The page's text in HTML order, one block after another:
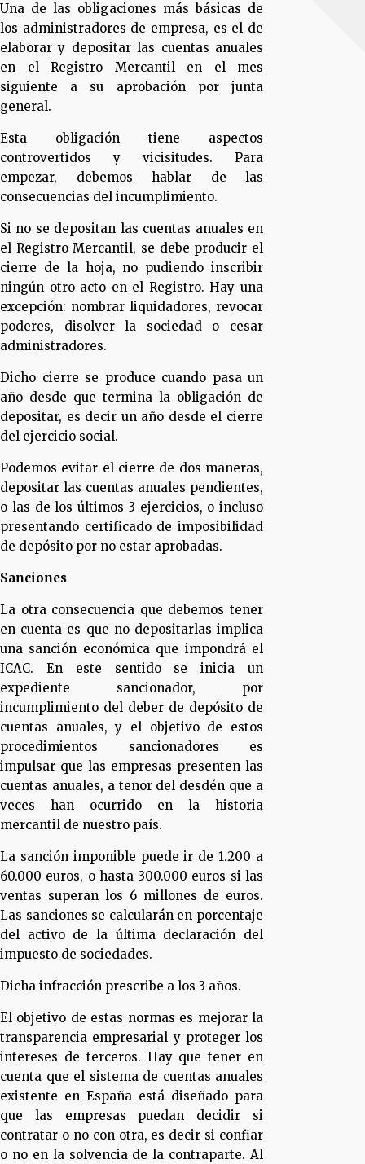
Una de las obligaciones más básicas de
los administradores de empresa, es el de
elaborar y depositar las cuentas anuales
en el Registro Mercantil en el mes
siguiente a su aprobación por junta
general.
Esta obligación tiene aspectos
controvertidos y vicisitudes. Para
empezar, debemos hablar de las
consecuencias del incumplimiento.
Si no se depositan las cuentas anuales en
el Registro Mercantil, se debe producir el
cierre de la hoja, no pudiendo inscribir
ningún otro acto en el Registro. Hay una
excepción: nombrar liquidadores, revocar
poderes, disolver la sociedad o cesar
administradores.
Dicho cierre se produce cuando pasa un
año desde que termina la obligación de
depositar, es decir un año desde el cierre
del ejercicio social.
Podemos evitar el cierre de dos maneras,
depositar las cuentas anuales pendientes,
o las de los últimos 3 ejercicios, o incluso
presentando certificado de imposibilidad
de depósito por no estar aprobadas.
Sanciones
La otra consecuencia que debemos tener
en cuenta es que no depositarlas implica
una sanción económica que impondrá el
ICAC. En este sentido se inicia un
expediente sancionador, por
incumplimiento del deber de depósito de
cuentas anuales, y el objetivo de estos
procedimientos sancionadores es
impulsar que las empresas presenten las
cuentas anuales, a tenor del desdén que a
veces han ocurrido en la historia
mercantil de nuestro país.
La sanción imponible puede ir de 1.200 a
60.000 euros, o hasta 300.000 euros si las
ventas superan los 6 millones de euros.
Las sanciones se calcularán en porcentaje
del activo de la última declaración del
impuesto de sociedades.
Dicha infracción prescribe a los 3 años.
El objetivo de estas normas es mejorar la
transparencia empresarial y proteger los
intereses de terceros. Hay que tener en
cuenta que el sistema de cuentas anuales
existente en España está diseñado para
que las empresas puedan decidir si
contratar o no con otra, es decir si confiar
o no en la solvencia de la contraparte. Al